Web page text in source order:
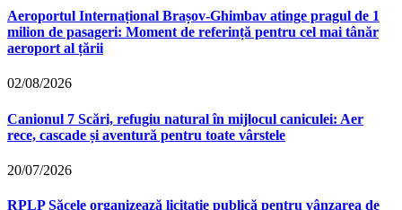
Aeroportul Internațional Brașov‑Ghimbav atinge pragul de 1
milion de pasageri: Moment de referință pentru cel mai tânăr
aeroport al țării
02/08/2026
Canionul 7 Scări, refugiu natural în mijlocul caniculei: Aer
rece, cascade și aventură pentru toate vârstele
20/07/2026
RPLP Săcele organizează licitație publică pentru vânzarea de